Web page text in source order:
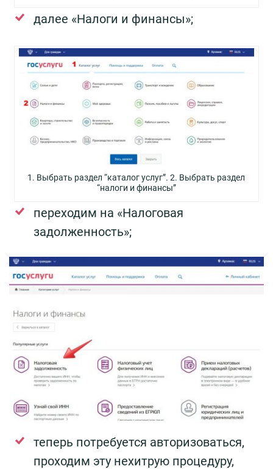
далее «Налоги и финансы»;
1. Выбрать раздел “каталог услуг”. 2. Выбрать раздел
“налоги и финансы”
переходим на «Налоговая
задолженность»;
теперь потребуется авторизоваться,
проходим эту нехитрую процедуру,